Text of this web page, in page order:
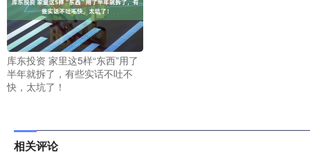
库东投资 家里这5样“东西”用了
半年就拆了，有些实话不吐不
快，太坑了！
相关评论